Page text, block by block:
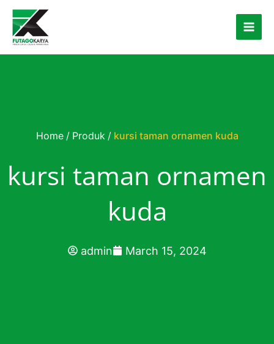
Skip to content
Home / Produk / kursi taman ornamen kuda
kursi taman ornamen
kuda
admin March 15, 2024